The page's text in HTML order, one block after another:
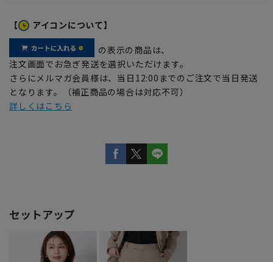
【 アイコンについて】
の表示の商品は、
注文画面でお急ぎ発送を選択いただけます。
さらにメルマガ会員様は、当日12:00までのご注文で当日発送
となります。（補正商品の場合は対応不可）
詳しくはこちら